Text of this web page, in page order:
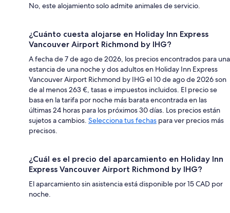
No, este alojamiento solo admite animales de servicio.
¿Cuánto cuesta alojarse en Holiday Inn Express
Vancouver Airport Richmond by IHG?
A fecha de 7 de ago de 2026, los precios encontrados para una
estancia de una noche y dos adultos en Holiday Inn Express
Vancouver Airport Richmond by IHG el 10 de ago de 2026 son
de al menos 263 €, tasas e impuestos incluidos. El precio se
basa en la tarifa por noche más barata encontrada en las
últimas 24 horas para los próximos 30 días. Los precios están
sujetos a cambios. Selecciona tus fechas para ver precios más
precisos.
¿Cuál es el precio del aparcamiento en Holiday Inn
Express Vancouver Airport Richmond by IHG?
El aparcamiento sin asistencia está disponible por 15 CAD por
noche.